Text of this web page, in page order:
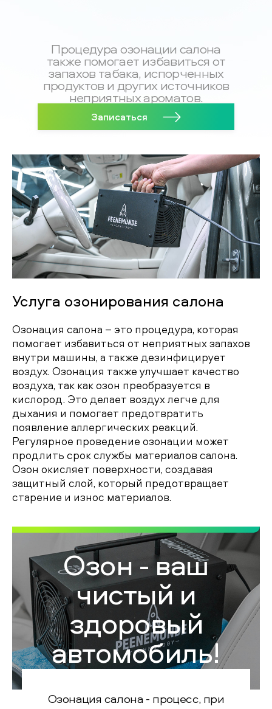
Процедура озонации салона
также помогает избавиться от
запахов табака, испорченных
продуктов и других источников
неприятных ароматов.
Записаться
Услуга озонирования салона
Озонация салона – это процедура, которая
помогает избавиться от неприятных запахов
внутри машины, а также дезинфицирует
воздух. Озонация также улучшает качество
воздуха, так как озон преобразуется в
кислород. Это делает воздух легче для
дыхания и помогает предотвратить
появление аллергических реакций.
Регулярное проведение озонации может
продлить срок службы материалов салона.
Озон окисляет поверхности, создавая
защитный слой, который предотвращает
старение и износ материалов.
Озон - ваш
чистый и
здоровый
автомобиль!
Озонация салона - процесс, при